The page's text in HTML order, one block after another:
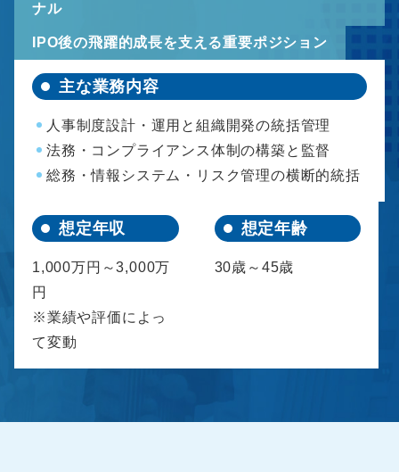
ナル
IPO後の飛躍的成長を支える重要ポジション
主な業務内容
人事制度設計・運用と組織開発の統括管理
法務・コンプライアンス体制の構築と監督
総務・情報システム・リスク管理の横断的統括
想定年収
1,000万円～3,000万
円
※業績や評価によっ
て変動
想定年齢
30歳～45歳